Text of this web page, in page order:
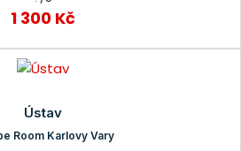
1 300 Kč
Ústav
Room Karlovy Vary